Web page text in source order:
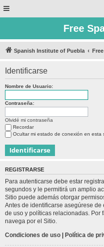
Free
Spanish Institute of Puebla
Identificarse
Nombre de Usuario:
Contraseña:
Olvidé mi contraseña
Recordar
Ocultar mi estado de conexión en esta
REGISTRARSE
Para autenticarse debe estar
segundos y le permitirá un amplio
Sitio puede además otorgar
Antes de identificarse asegúrese
de uso y políticas relacionadas. Por
navega por el Sitio.
Condiciones de uso | Política de